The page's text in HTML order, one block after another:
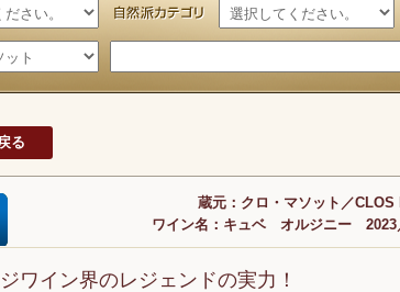
る
蔵元：クロ・マソット／CLOS
ワイン名：キュベ オルジニー 2023
ワイン界のレジェンドの実力！